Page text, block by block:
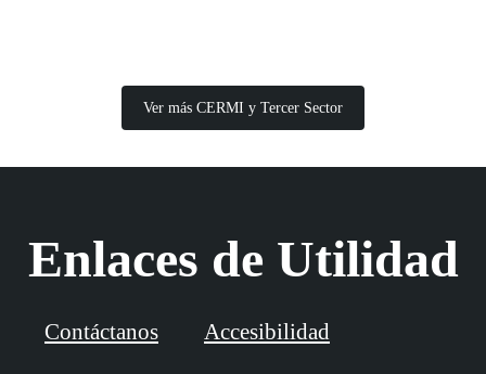
Ver más CERMI y Tercer Sector
Enlaces de Utilidad
Contáctanos Accesibilidad